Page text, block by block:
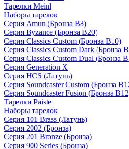
Тарелки Meinl
Наборы тарелок
Серия Amun (Бронза B8)
Серия Byzance (Бронза B20)
Серия Classics Custom (Бронза B10)
Серия Classics Custom Dark (Бронза
Серия Classics Custom Dual (Бронза
Серия Generation X
Серия HCS (Латунь)
Серия Soundcaster Custom (Бронза
Серия Soundcaster Fusion (Бронза
Тарелки Paiste
Наборы тарелок
Серия 101 Brass (Латунь)
Серия 2002 (Бронза)
Серия 201 Bronze (Бронза)
Серия 900 Series (Бронза)